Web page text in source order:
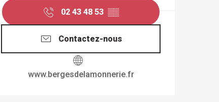
02 43 48 53 ▒▒
Contactez-nous
www.bergesdelamonnerie.fr